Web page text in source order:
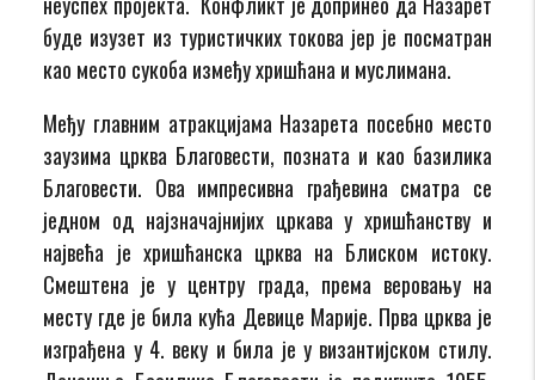
буде изузет из туристичких токова јер је посматран
као место сукоба између хришћана и муслимана.
Међу главним атракцијама Назарета посебно место
заузима црква Благовести, позната и као базилика
Благовести. Ова импресивна грађевина сматра се
једном од најзначајнијих цркава у хришћанству и
највећа је хришћанска црква на Блиском истоку.
Смештена је у центру града, према веровању на
месту где је била кућа Девице Марије. Прва црква је
изграђена у 4. веку и била је у византијском стилу.